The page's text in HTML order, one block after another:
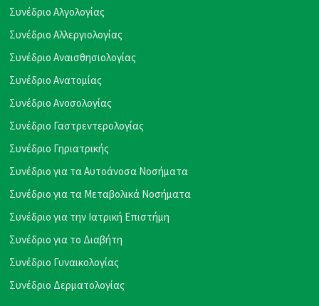
Συνέδριο Αλγολογίας
Συνέδριο Αλλεργιολογίας
Συνέδριο Αναισθησιολογίας
Συνέδριο Ανατομίας
Συνέδριο Ανοσολογίας
Συνέδριο Γαστρεντερολογίας
Συνέδριο Γηριατρικής
Συνέδριο για τα Αυτοάνοσα Νοσήματα
Συνέδριο για τα Μεταβολικά Νοσήματα
Συνέδριο για την Ιατρική Επιστήμη
Συνέδριο για το Διαβήτη
Συνέδριο Γυναικολογίας
Συνέδριο Δερματολογίας